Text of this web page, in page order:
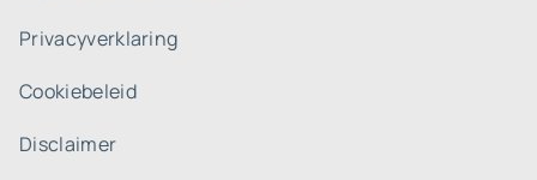
Privacyverklaring
Cookiebeleid
Disclaimer